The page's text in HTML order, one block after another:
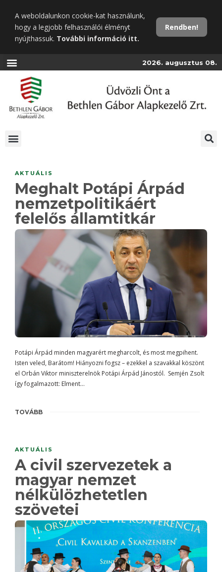
tartalomra
A weboldalunkon cookie-kat használunk,
hogy a legjobb felhasználói élményt
nyújthassuk. További információ itt.
Rendben!
2026. augusztus 08.
AKTUÁLIS
Meghalt Potápi Árpád
nemzetpolitikáért
felelős államtitkár
Potápi Árpád minden magyarért megharcolt, és most megpihent.
Isten veled, Barátom! Hiányozni fogsz – ezekkel a szavakkal köszönt
el Orbán Viktor miniszterelnök Potápi Árpád Jánostól. Semjén Zsolt
így fogalmazott: Elment…
TOVÁBB
AKTUÁLIS
A civil szervezetek a
magyar nemzet
nélkülözhetetlen
szövetei